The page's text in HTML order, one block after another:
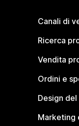
Canali di
Ricerca
Vendita
Ordini e
Design
Marketing